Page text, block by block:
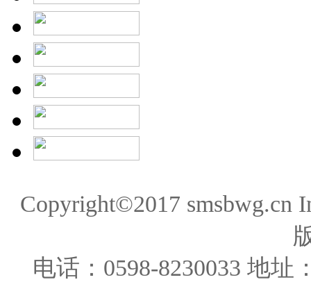
Copyright©2017 smsbwg.cn
电话：0598-8230033 地